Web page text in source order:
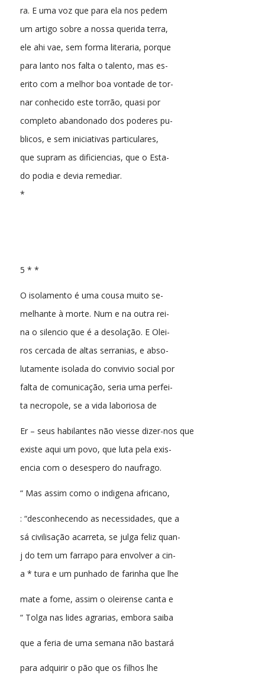
ra. E uma voz que para ela nos pedem
um artigo sobre a nossa querida terra,
ele ahi vae, sem forma literaria, porque
para lanto nos falta o talento, mas es-
erito com a melhor boa vontade de tor-
nar conhecido este torrão, quasi por
completo abandonado dos poderes pu-
blicos, e sem iniciativas particulares,
que supram as dificiencias, que o Esta-
do podia e devia remediar.
*
5 * *
O isolamento é uma cousa muito se-
melhante à morte. Num e na outra rei-
na o silencio que é a desolação. E Olei-
ros cercada de altas serranias, e abso-
lutamente isolada do convivio social por
falta de comunicação, seria uma perfei-
ta necropole, se a vida laboriosa de
Er – seus habilantes não viesse dizer-nos que
existe aqui um povo, que luta pela exis-
encia com o desespero do naufrago.
“ Mas assim como o indigena africano,
: “desconhecendo as necessidades, que a
sá civilisação acarreta, se julga feliz quan-
j do tem um farrapo para envolver a cin-
a * tura e um punhado de farinha que lhe
mate a fome, assim o oleirense canta e
“ Tolga nas lides agrarias, embora saiba
que a feria de uma semana não bastará
para adquirir o pão que os filhos lhe